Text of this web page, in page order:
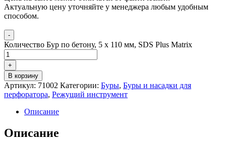
Актуальную цену уточняйте у менеджера любым удобным
способом.
-
Количество Бур по бетону, 5 x 110 мм, SDS Plus Matrix
+
В корзину
Артикул: 71002 Категории: Буры, Буры и насадки для
перфоратора, Режущий инструмент
Описание
Описание